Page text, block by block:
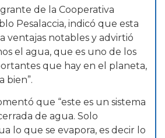
de la Cooperativa
Pesalaccia, indicó que esta
ventajas notables y advirtió
el agua, que es uno de los
que hay en el planeta,
bien”.
que “este es un sistema
de agua. Solo
lo que se evapora, es decir lo